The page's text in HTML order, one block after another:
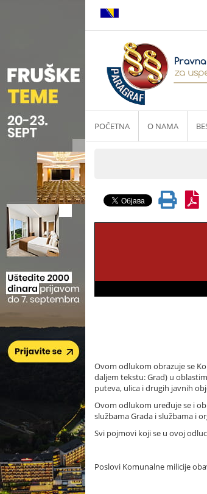
POČETNA O NAMA
Ovom odlukom obrazuje se
daljem tekstu: Grad) u
puteva, ulica i drugih javnih
Ovom odlukom uređuje se i
službama Grada i službama i
Svi pojmovi koji se u ovoj
Poslovi Komunalne milicije